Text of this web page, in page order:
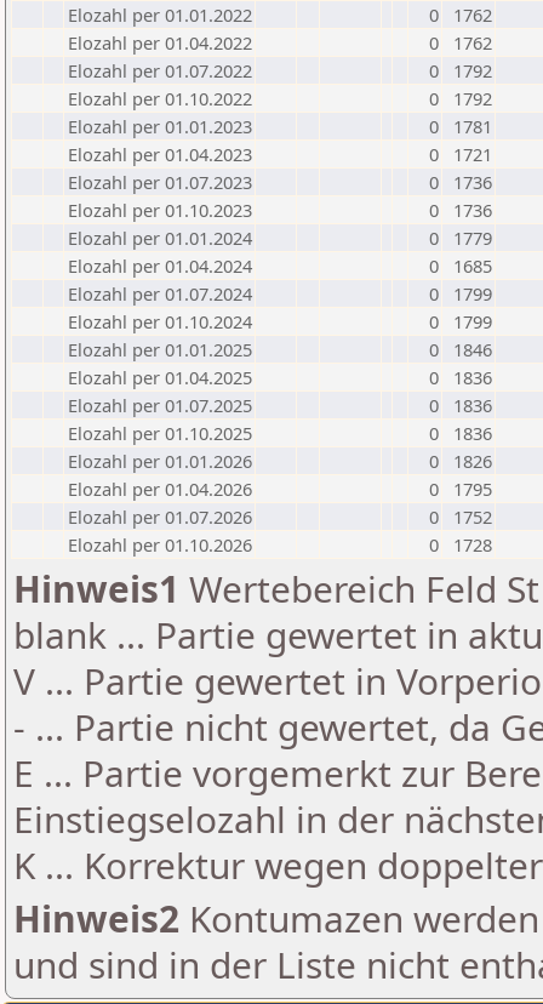
Elozahl per 01.01.2022
0
1762
Elozahl per 01.04.2022
0
1762
Elozahl per 01.07.2022
0
1792
Elozahl per 01.10.2022
0
1792
Elozahl per 01.01.2023
0
1781
Elozahl per 01.04.2023
0
1721
Elozahl per 01.07.2023
0
1736
Elozahl per 01.10.2023
0
1736
Elozahl per 01.01.2024
0
1779
Elozahl per 01.04.2024
0
1685
Elozahl per 01.07.2024
0
1799
Elozahl per 01.10.2024
0
1799
Elozahl per 01.01.2025
0
1846
Elozahl per 01.04.2025
0
1836
Elozahl per 01.07.2025
0
1836
Elozahl per 01.10.2025
0
1836
Elozahl per 01.01.2026
0
1826
Elozahl per 01.04.2026
0
1795
Elozahl per 01.07.2026
0
1752
Elozahl per 01.10.2026
0 1728
Hinweis1 Wertebereich Feld
blank ... Partie gewertet in
V ... Partie gewertet in
- ... Partie nicht gewertet, da
E ... Partie vorgemerkt zur
Einstiegselozahl in der
K ... Korrektur wegen
Hinweis2 Kontumazen
und sind in der Liste nicht